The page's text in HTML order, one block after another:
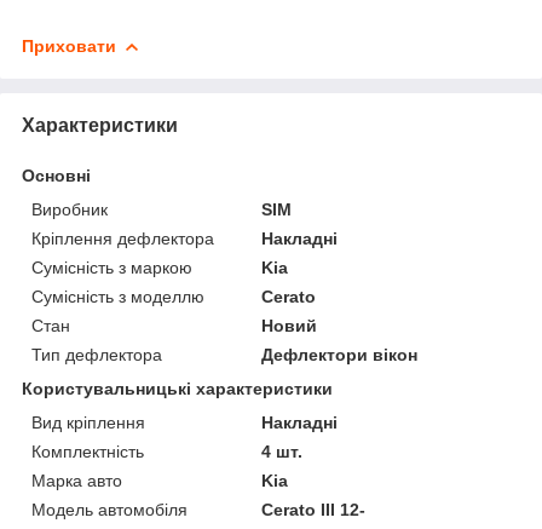
Приховати
Характеристики
Основні
Виробник
SIM
Кріплення дефлектора
Накладні
Сумісність з маркою
Kia
Сумісність з моделлю
Cerato
Стан
Новий
Тип дефлектора
Дефлектори вікон
Користувальницькі характеристики
Вид кріплення
Накладні
Комплектність
4 шт.
Марка авто
Kia
Модель автомобіля
Cerato III 12-